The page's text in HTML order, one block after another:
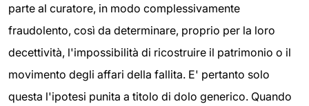
parte al curatore, in modo complessivamente
fraudolento, così da determinare, proprio per la loro
decettività, l'impossibilità di ricostruire il patrimonio o il
movimento degli affari della fallita. E' pertanto solo
questa l'ipotesi punita a titolo di dolo generico. Quando